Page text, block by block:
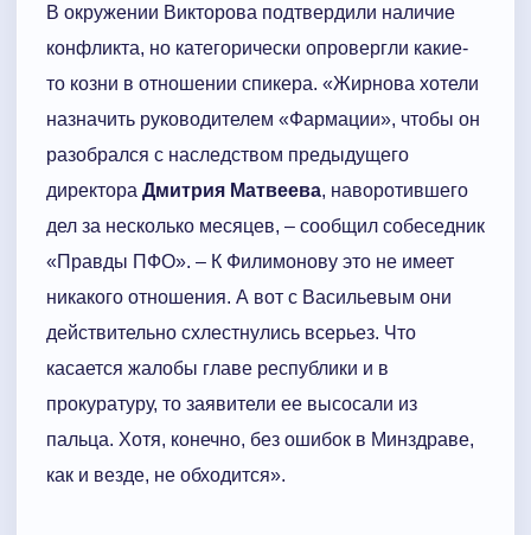
В окружении Викторова подтвердили наличие
конфликта, но категорически опровергли какие-
то козни в отношении спикера. «Жирнова хотели
назначить руководителем «Фармации», чтобы он
разобрался с наследством предыдущего
директора Дмитрия Матвеева, наворотившего
дел за несколько месяцев, – сообщил собеседник
«Правды ПФО». – К Филимонову это не имеет
никакого отношения. А вот с Васильевым они
действительно схлестнулись всерьез. Что
касается жалобы главе республики и в
прокуратуру, то заявители ее высосали из
пальца. Хотя, конечно, без ошибок в Минздраве,
как и везде, не обходится».